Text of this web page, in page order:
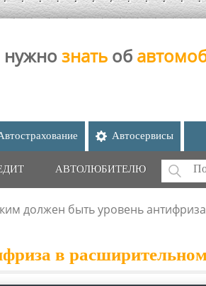
нужно знать об
Автосервисы
АВТОЛЮБИТЕЛЮ
должен быть уровень
в